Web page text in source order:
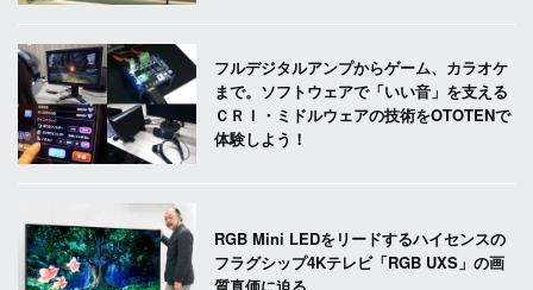
フルデジタルアンプからゲーム、カラオケ
まで。ソフトウェアで「いい音」を支える
ＣＲＩ・ミドルウェアの技術をOTOTENで
体験しよう！
RGB Mini LEDをリードするハイセンスの
フラグシップ4Kテレビ「RGB UXS」の画